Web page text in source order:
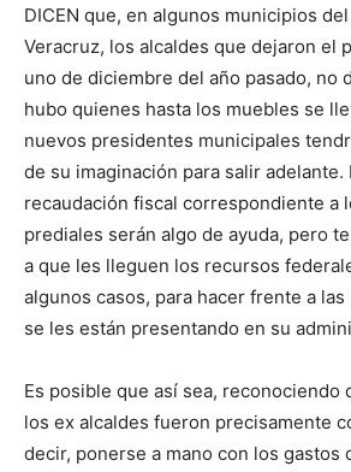
DICEN que, en algunos municipios
Veracruz, los alcaldes que dejaron el
uno de diciembre del año pasado, no
hubo quienes hasta los muebles se
nuevos presidentes municipales
de su imaginación para salir adelante.
recaudación fiscal correspondiente a
prediales serán algo de ayuda, pero
a que les lleguen los recursos
algunos casos, para hacer frente a
se les están presentando en su
Es posible que así sea, reconociendo
los ex alcaldes fueron precisamente
decir, ponerse a mano con los gastos